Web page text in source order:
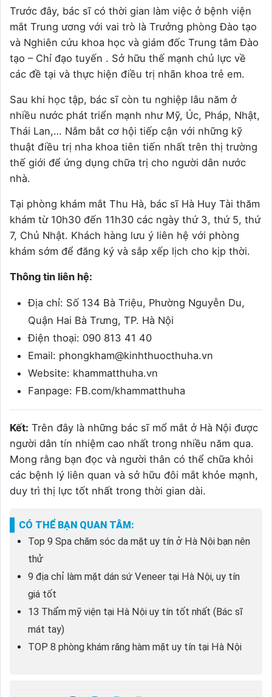
Trước đây, bác sĩ có thời gian làm việc ở bệnh viện
mắt Trung ương với vai trò là Trưởng phòng Đào tạo
và Nghiên cứu khoa học và giám đốc Trung tâm Đào
tạo – Chỉ đạo tuyến . Sở hữu thế mạnh chủ lực về
các đề tại và thực hiện điều trị nhãn khoa trẻ em.
Sau khi học tập, bác sĩ còn tu nghiệp lâu năm ở
nhiều nước phát triển mạnh như Mỹ, Úc, Pháp, Nhật,
Thái Lan,… Nắm bắt cơ hội tiếp cận với những kỹ
thuật điều trị nha khoa tiên tiến nhất trên thị trường
thế giới để ứng dụng chữa trị cho người dân nước
nhà.
Tại phòng khám mắt Thu Hà, bác sĩ Hà Huy Tài thăm
khám từ 10h30 đến 11h30 các ngày thứ 3, thứ 5, thứ
7, Chủ Nhật. Khách hàng lưu ý liên hệ với phòng
khám sớm để đăng ký và sắp xếp lịch cho kịp thời.
Thông tin liên hệ:
Địa chỉ: Số 134 Bà Triệu, Phường Nguyễn Du,
Quận Hai Bà Trưng, TP. Hà Nội
Điện thoại: 090 813 41 40
Email: phongkham@kinhthuocthuha.vn
Website: khammatthuha.vn
Fanpage: FB.com/khammatthuha
Kết: Trên đây là những bác sĩ mổ mắt ở Hà Nội được
người dân tín nhiệm cao nhất trong nhiều năm qua.
Mong rằng bạn đọc và người thân có thể chữa khỏi
các bệnh lý liên quan và sở hữu đôi mắt khỏe mạnh,
duy trì thị lực tốt nhất trong thời gian dài.
CÓ THỂ BẠN QUAN TÂM:
Top 9 Spa chăm sóc da mặt uy tín ở Hà Nội bạn nên
thử
9 địa chỉ làm mặt dán sứ Veneer tại Hà Nội, uy tín
giá tốt
13 Thẩm mỹ viện tại Hà Nội uy tín tốt nhất (Bác sĩ
mát tay)
TOP 8 phòng khám răng hàm mặt uy tín tại Hà Nội